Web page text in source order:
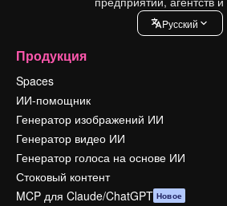
Pусский
Продукция
Spaces
ИИ-помощник
Генератор изображений ИИ
Генератор видео ИИ
Генератор голоса на основе ИИ
Стоковый контент
MCP для Claude/ChatGPT Новое